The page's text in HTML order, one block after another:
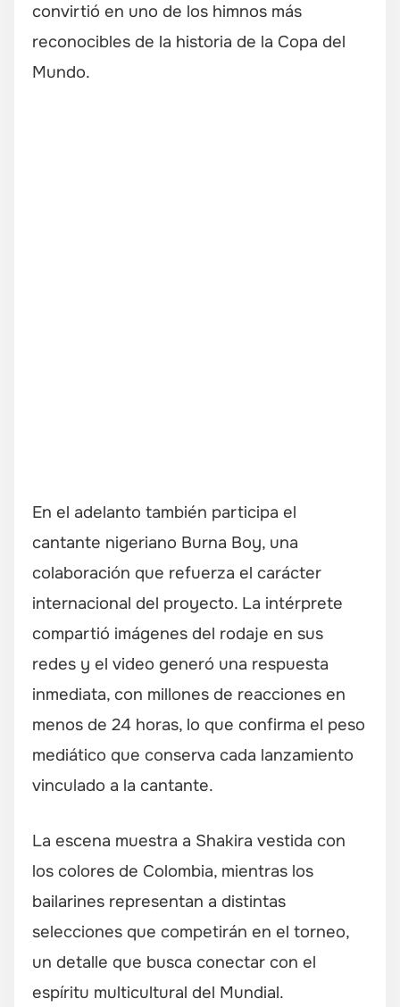
convirtió en uno de los himnos más
reconocibles de la historia de la Copa del
Mundo.
En el adelanto también participa el
cantante nigeriano Burna Boy, una
colaboración que refuerza el carácter
internacional del proyecto. La intérprete
compartió imágenes del rodaje en sus
redes y el video generó una respuesta
inmediata, con millones de reacciones en
menos de 24 horas, lo que confirma el peso
mediático que conserva cada lanzamiento
vinculado a la cantante.
La escena muestra a Shakira vestida con
los colores de Colombia, mientras los
bailarines representan a distintas
selecciones que competirán en el torneo,
un detalle que busca conectar con el
espíritu multicultural del Mundial.